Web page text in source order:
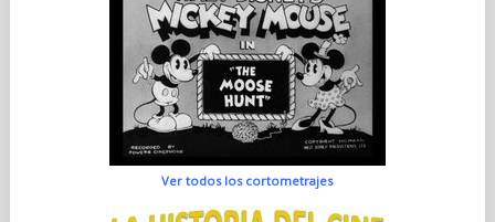
Ver todos los cortometrajes